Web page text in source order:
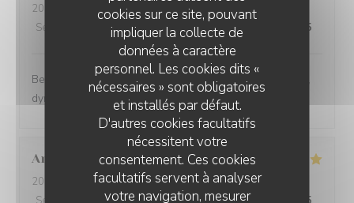
cookies sur ce site, pouvant
impliquer la collecte de
données à caractère
personnel. Les cookies dits «
nécessaires » sont obligatoires
et installés par défaut.
D'autres cookies facultatifs
nécessitent votre
consentement. Ces cookies
facultatifs servent à analyser
votre navigation, mesurer
2026-08-02
- 20:00 - Couverts 3
Service
Ambiance: 5/5 Cuisine: 5/5 Qualité / Prix /5
Bel emplacement pour ce restaurant L'équipe est jeune,
dynamique et efficace
Anais
2026-08-07
- 20:00 - Couverts 2